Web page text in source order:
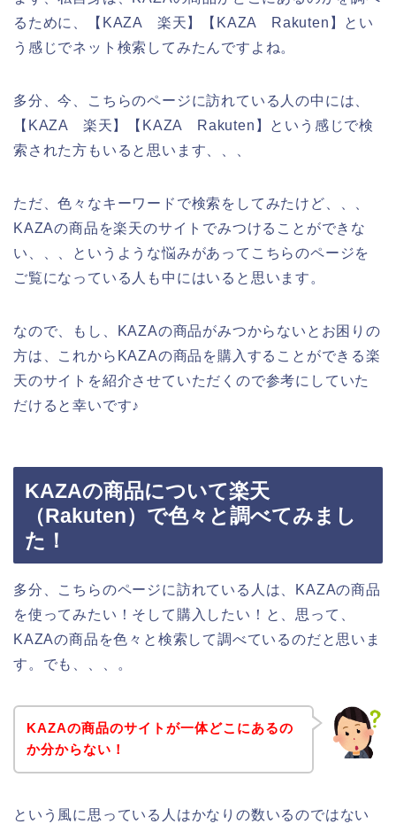
るために、【KAZA 楽天】【KAZA Rakuten】とい
う感じでネット検索してみたんですよね。
多分、今、こちらのページに訪れている人の中には、
【KAZA 楽天】【KAZA Rakuten】という感じで検
索された方もいると思います、、、
ただ、色々なキーワードで検索をしてみたけど、、、
KAZAの商品を楽天のサイトでみつけることができな
い、、、というような悩みがあってこちらのページを
ご覧になっている人も中にはいると思います。
なので、もし、KAZAの商品がみつからないとお困りの
方は、これからKAZAの商品を購入することができる楽
天のサイトを紹介させていただくので参考にしていた
だけると幸いです♪
KAZAの商品について楽天
（Rakuten）で色々と調べてみまし
た！
多分、こちらのページに訪れている人は、KAZAの商品
を使ってみたい！そして購入したい！と、思って、
KAZAの商品を色々と検索して調べているのだと思いま
す。でも、、、。
KAZAの商品のサイトが一体どこにあるの
か分からない！
という風に思っている人はかなりの数いるのではない